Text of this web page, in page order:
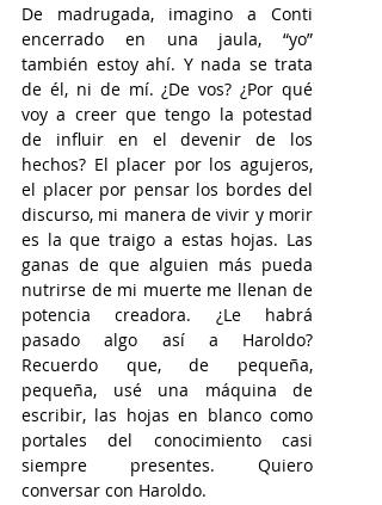
De madrugada, imagino a Conti
encerrado en una jaula, “yo”
también estoy ahí. Y nada se trata
de él, ni de mí. ¿De vos? ¿Por qué
voy a creer que tengo la potestad
de influir en el devenir de los
hechos? El placer por los agujeros,
el placer por pensar los bordes del
discurso, mi manera de vivir y morir
es la que traigo a estas hojas. Las
ganas de que alguien más pueda
nutrirse de mi muerte me llenan de
potencia creadora. ¿Le habrá
pasado algo así a Haroldo?
Recuerdo que, de pequeña,
pequeña, usé una máquina de
escribir, las hojas en blanco como
portales del conocimiento casi
siempre presentes. Quiero
conversar con Haroldo.